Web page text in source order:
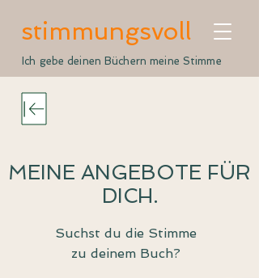
stimmungsvoll
Ich gebe deinen Büchern meine Stimme
MEINE ANGEBOTE FÜR
DICH.
Suchst du die Stimme
zu deinem Buch?